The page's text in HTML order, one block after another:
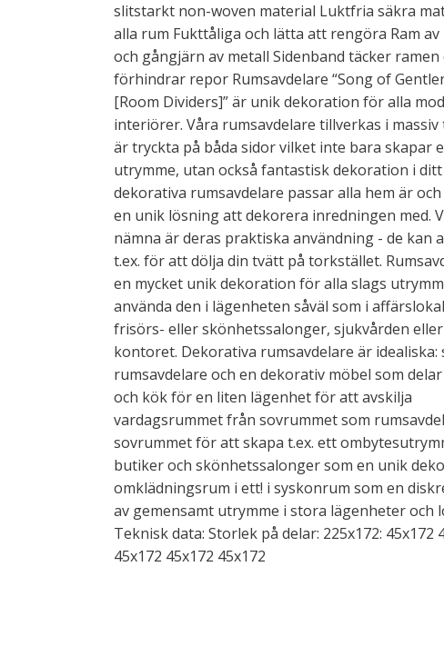
slitstarkt non-woven material Luktfria säkra
alla rum Fukttåliga och lätta att rengöra Ram av
och gångjärn av metall Sidenband täcker
förhindrar repor Rumsavdelare “Song of
[Room Dividers]” är unik dekoration för alla
interiörer. Våra rumsavdelare tillverkas i massiv
är tryckta på båda sidor vilket inte bara skapar
utrymme, utan också fantastisk dekoration i ditt
dekorativa rumsavdelare passar alla hem är
en unik lösning att dekorera inredningen med.
nämna är deras praktiska användning - de kan
t.ex. för att dölja din tvätt på torkstället.
en mycket unik dekoration för alla slags
använda den i lägenheten såväl som i
frisörs- eller skönhetssalonger, sjukvården
kontoret. Dekorativa rumsavdelare är idealiska:
rumsavdelare och en dekorativ möbel som
och kök för en liten lägenhet för att avskilja
vardagsrummet från sovrummet som
sovrummet för att skapa t.ex. ett
butiker och skönhetssalonger som en unik
omklädningsrum i ett! i syskonrum som en
av gemensamt utrymme i stora lägenheter och
Teknisk data: Storlek på delar: 225x172: 45x172
45x172 45x172 45x172